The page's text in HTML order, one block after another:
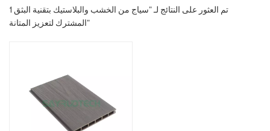
1 تم العثور على النتائج لـ "سياج من الخشب والبلاستيك بتقنية البثق
المشترك لتعزيز المتانة"